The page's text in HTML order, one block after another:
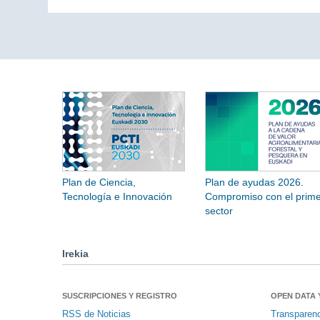
Plan de Ciencia,
Tecnología e Innovación
Plan de ayudas 2026.
Compromiso con el
sector
Irekia
SUSCRIPCIONES Y REGISTRO
RSS de Noticias
OPEN DATA